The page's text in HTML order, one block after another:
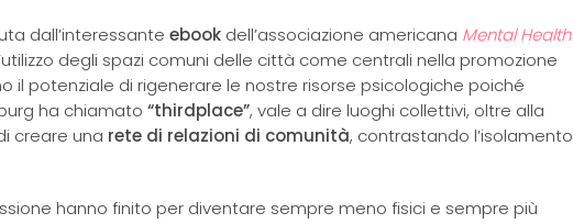
dall’interessante ebook dell’associazione americana Mental Health
degli spazi comuni delle città come centrali nella promozione
il potenziale di rigenerare le nostre risorse psicologiche poiché
ha chiamato “thirdplace”, vale a dire luoghi collettivi, oltre alla
creare una rete di relazioni di comunità, contrastando l’isolamento
hanno finito per diventare sempre meno fisici e sempre più